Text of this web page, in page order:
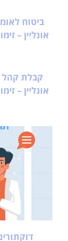
ביטוח
אונליין –
קבלת קהל
אונליין –